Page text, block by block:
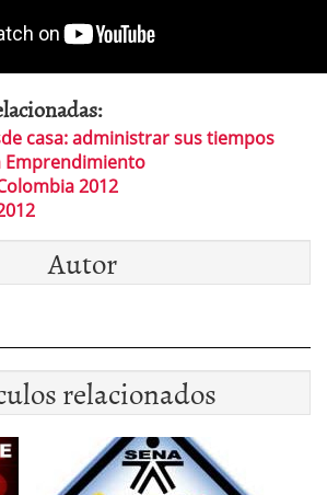
casa: administrar sus tiempos
Emprendimiento
2012
Autor
relacionados